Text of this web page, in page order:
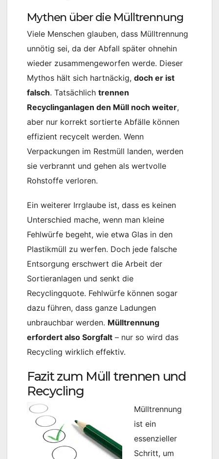
Mythen über die Mülltrennung
Viele Menschen glauben, dass Mülltrennung
unnötig sei, da der Abfall später ohnehin
wieder zusammengeworfen werde. Dieser
Mythos hält sich hartnäckig, doch er ist
falsch. Tatsächlich trennen
Recyclinganlagen den Müll noch weiter,
aber nur korrekt sortierte Abfälle können
effizient recycelt werden. Wenn
Verpackungen im Restmüll landen, werden
sie verbrannt und gehen als wertvolle
Rohstoffe verloren.
Ein weiterer Irrglaube ist, dass es keinen
Unterschied mache, wenn man kleine
Fehlwürfe begeht, wie etwa Glas in den
Plastikmüll zu werfen. Doch jede falsche
Entsorgung erschwert die Arbeit der
Sortieranlagen und senkt die
Recyclingquote. Fehlwürfe können sogar
dazu führen, dass ganze Ladungen
unbrauchbar werden. Mülltrennung
erfordert also Sorgfalt – nur so wird das
Recycling wirklich effektiv.
Fazit zum Müll trennen und
Recycling
Mülltrennung
ist ein
essenzieller
Schritt, um